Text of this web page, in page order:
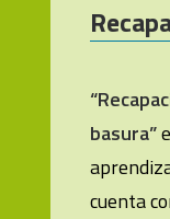
basura”
cuenta